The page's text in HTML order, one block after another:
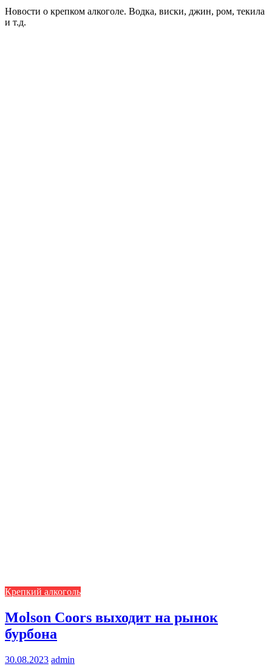
Новости о крепком алкоголе. Водка, виски, джин, ром, текила
и т.д.
Крепкий алкоголь
Molson Coors выходит на рынок
бурбона
30.08.2023 admin